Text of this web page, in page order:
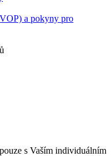
a pokyny pro
s Vaším individuálním